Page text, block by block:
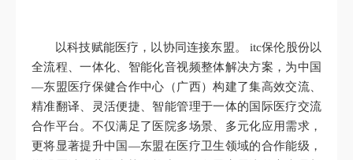
以科技赋能医疗，以协同连接东盟。 itc保伦股份以
全流程、一体化、智能化音视频整体解决方案，为中国
—东盟医疗保健合作中心（广西）构建了集高效交流、
精准翻译、灵活便捷、智能管理于一体的国际医疗交流
合作平台。不仅满足了医院多场景、多元化应用需求，
更将显著提升中国—东盟在医疗卫生领域的合作能级，